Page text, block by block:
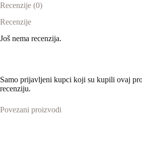
Recenzije (0)
Recenzije
Još nema recenzija.
Samo prijavljeni kupci koji su kupili ovaj
recenziju.
Povezani proizvodi